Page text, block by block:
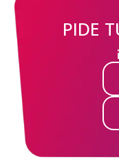
PIDE